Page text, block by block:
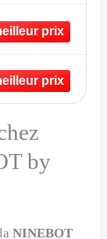
by
NINEBOT